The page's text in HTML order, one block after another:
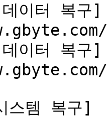
이터 복구]
터 복구]
템 복구]